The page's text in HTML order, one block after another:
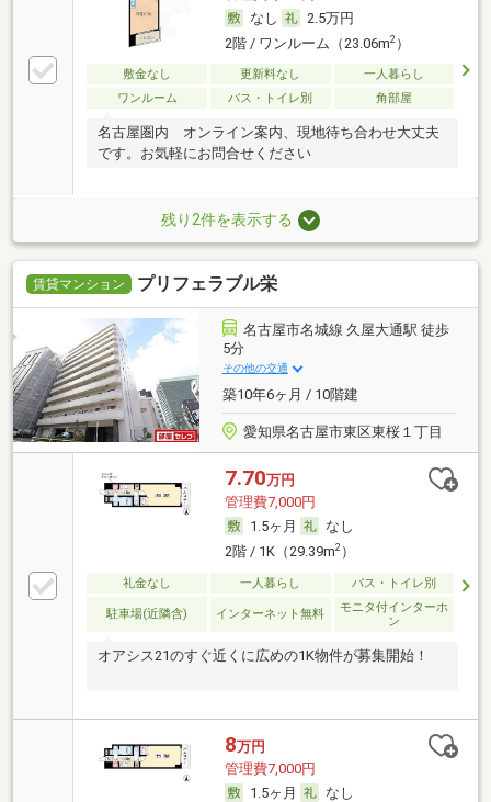
なし
2.5万円
2階 / ワンルーム（23.06m2）
敷金なし 更新料なし
一人暮らし
ワンルーム
バス・トイレ別 角部屋
名古屋圏内 オンライン案内、現地待ち合わせ大丈夫
です。お気軽にお問合せください
残り2件を表示する
賃貸マンション プリフェラブル栄
名古屋市名城線 久屋大通駅 徒歩
5分
その他の交通
築10年6ヶ月 / 10階建
愛知県名古屋市東区東桜１丁目
7.70万円
管理費7,000円
1.5ヶ月
なし
2階 / 1K（29.39m2）
礼金なし 一人暮らし バス・トイレ別
駐車場(近隣含) インターネット無料
モニタ付インターホ
ン
オアシス21のすぐ近くに広めの1K物件が募集開始！
8万円
管理費7,000円
1.5ヶ月
なし